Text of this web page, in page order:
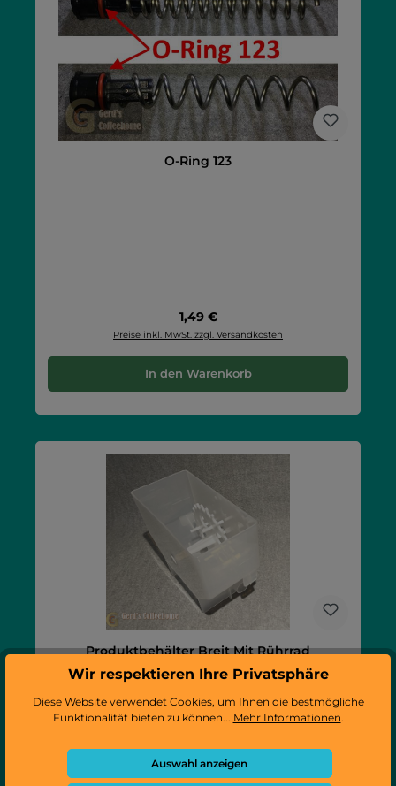
O-Ring 123
Regulärer Preis:
1,49 €
Preise inkl. MwSt. zzgl. Versandkosten
In den Warenkorb
Produktbehälter Breit Mit Rührrad
XS/XX/IC/XSG
Wir respektieren Ihre Privatsphäre
Diese Website verwendet Cookies, um Ihnen die bestmögliche
Funktionalität bieten zu können... Mehr Informationen.
Auswahl anzeigen